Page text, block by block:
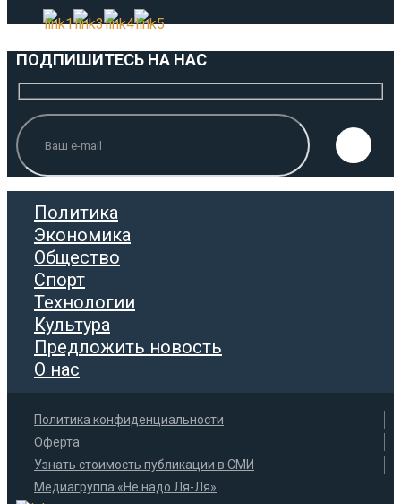
ПОДПИШИТЕСЬ НА НАС
Политика
Экономика
Общество
Спорт
Технологии
Культура
Предложить новость
О нас
Политика конфиденциальности
Оферта
Узнать стоимость публикации в СМИ
Медиагруппа «Не надо Ля-Ля»